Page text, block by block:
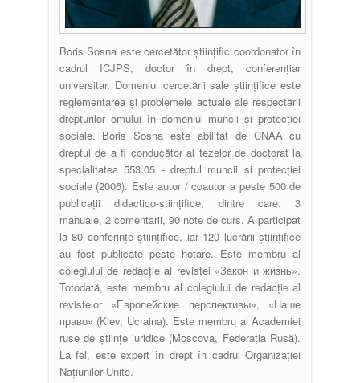
Boris Sosna este cercetător ştiinţific coordonator în
cadrul ICJPS, doctor în drept, conferenţiar
universitar. Domeniul cercetării sale ştiinţifice este
reglementarea şi problemele actuale ale respectării
drepturilor omului în domeniul muncii şi protecţiei
sociale. Boris Sosna este abilitat de CNAA cu
dreptul de a fi conducător al tezelor de doctorat la
specialitatea 553.05 - dreptul muncii şi protecţiei
sociale (2006). Este autor / coautor a peste 500 de
publicaţii didactico-ştiinţifice, dintre care: 3
manuale, 2 comentarii, 90 note de curs. A participat
la 80 conferinţe ştiinţifice, iar 120 lucrării ştiinţifice
au fost publicate peste hotare. Este membru al
colegiului de redacţie al revistei «Закон и жизнь».
Totodată, este membru al colegiului de redacţie al
revistelor «Европейские перспективы», «Наше
право» (Kiev, Ucraina). Este membru al Academiei
ruse de ştiinţe juridice (Moscova, Federaţia Rusă).
La fel, este expert în drept în cadrul Organizaţiei
Națiunilor Unite.